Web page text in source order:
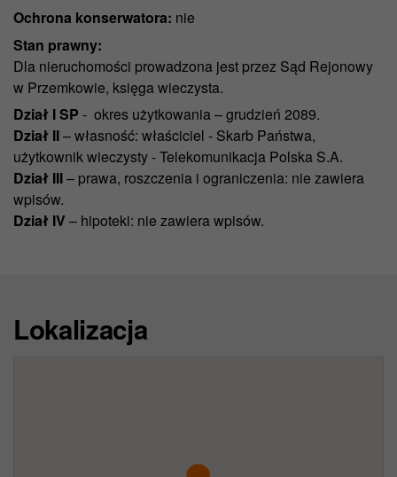
Ochrona konserwatora: nie
Stan prawny:
Dla nieruchomości prowadzona jest przez Sąd Rejonowy
w Przemkowie, księga wieczysta.
Dział I SP - okres użytkowania – grudzień 2089.
Dział II– własność: właściciel - Skarb Państwa,
użytkownik wieczysty - Telekomunikacja Polska S.A.
Dział III– prawa, roszczenia i ograniczenia: nie zawiera
wpisów.
Dział IV – hipoteki: nie zawiera wpisów.
Lokalizacja